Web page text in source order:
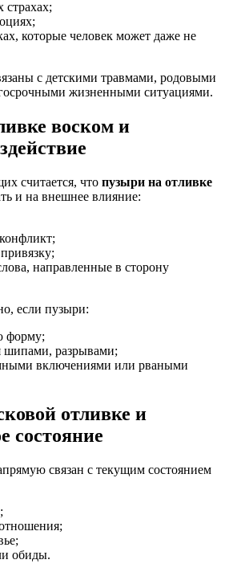
страхах;
которые человек может даже не
с детскими травмами, родовыми
жизненными ситуациями.
воском и
считается, что пузыри на отливке
и на внешнее влияние:
направленные в сторону
если пузыри:
форму;
шипами, разрывами;
включениями или рваными
отливке и
состояние
связан с текущим состоянием
обиды.